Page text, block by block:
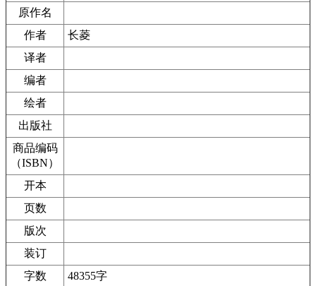
原作名
作者
长菱
译者
编者
绘者
出版社
商品编码
（ISBN）
开本
页数
版次
装订
字数
48355字